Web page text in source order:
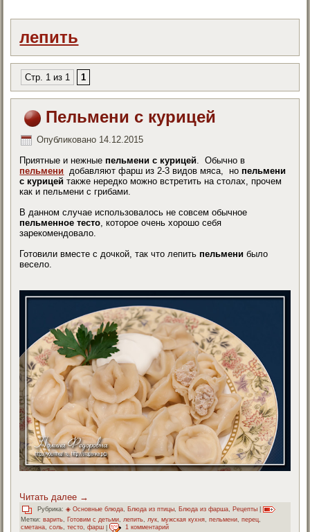
лепить
Стр. 1 из 1 1
Пельмени с курицей
Опубликовано 14.12.2015
Приятные и нежные пельмени с курицей. Обычно в
пельмени добавляют фарш из 2-3 видов мяса, но пельмени
с курицей также нередко можно встретить на столах, прочем
как и пельмени с грибами.
В данном случае использовалось не совсем обычное
пельменное тесто, которое очень хорошо себя
зарекомендовало.
Готовили вместе с дочкой, так что лепить пельмени было
весело.
Читать далее →
Рубрика: ◈ Основные блюда Блюда из птицы Блюда из фарша Рецепты
Метки: варить Готовим с детьми лепить лук ,мужская кухня ,пельмени ,перец
сметана,соль,тесто,фарш | 1 комментарий